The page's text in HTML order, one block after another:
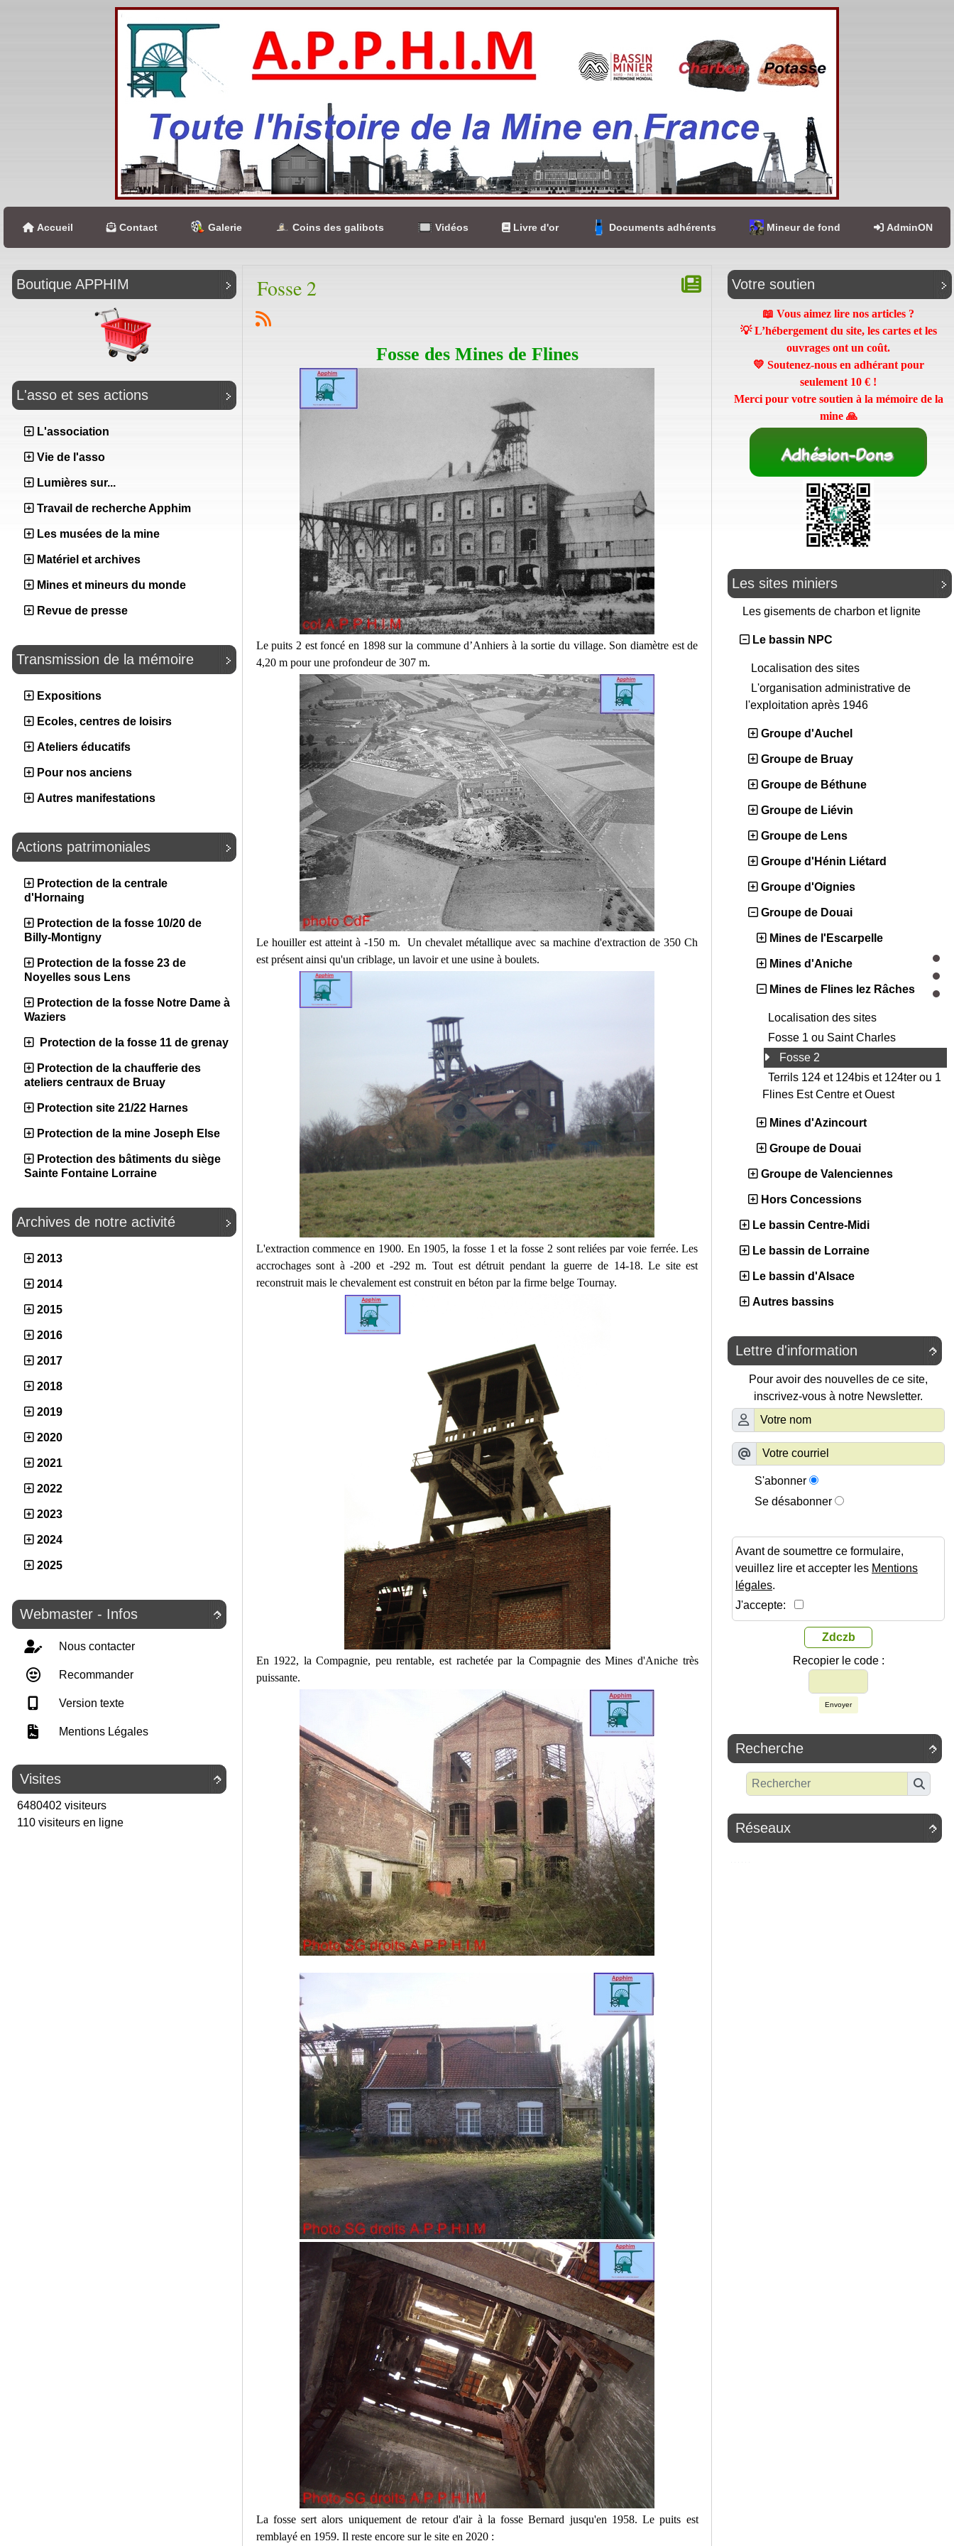
Accueil Contact Galerie Coins des galibots Vidéos Livre d'or Documents adhérents Mineur de fond AdminON
Boutique APPHIM
L'asso et ses actions
L'association
Vie de l'asso
Lumières sur...
Travail de recherche Apphim
Les musées de la mine
Matériel et archives
Mines et mineurs du monde
Revue de presse
Transmission de la mémoire
Expositions
Ecoles, centres de loisirs
Ateliers éducatifs
Pour nos anciens
Autres manifestations
Actions patrimoniales
Protection de la centrale
d'Hornaing
Protection de la fosse 10/20 de
Billy-Montigny
Protection de la fosse 23 de
Noyelles sous Lens
Protection de la fosse Notre Dame à
Waziers
Protection de la fosse 11 de grenay
Protection de la chaufferie des
ateliers centraux de Bruay
Protection site 21/22 Harnes
Protection de la mine Joseph Else
Protection des bâtiments du siège
Sainte Fontaine Lorraine
Archives de notre activité
2013
2014
2015
2016
2017
2018
2019
2020
2021
2022
2023
2024
2025

Webmaster - Infos
Nous contacter
Recommander
Version texte
Mentions Légales

Visites
6480402 visiteurs
110 visiteurs en ligne
Fosse 2
Fosse des Mines de Flines
Le puits 2 est foncé en 1898 sur la commune d’Anhiers à la sortie du village. Son diamètre est de
4,20 m pour une profondeur de 307 m.
Le houiller est atteint à -150 m. Un chevalet métallique avec sa machine d'extraction de 350 Ch
est présent ainsi qu'un criblage, un lavoir et une usine à boulets.
L'extraction commence en 1900. En 1905, la fosse 1 et la fosse 2 sont reliées par voie ferrée. Les
accrochages sont à -200 et -292 m. Tout est détruit pendant la guerre de 14-18. Le site est
reconstruit mais le chevalement est construit en béton par la firme belge Tournay.
En 1922, la Compagnie, peu rentable, est rachetée par la Compagnie des Mines d'Aniche très
puissante.
La fosse sert alors uniquement de retour d'air à la fosse Bernard jusqu'en 1958. Le puits est
remblayé en 1959. Il reste encore sur le site en 2020 :
Votre soutien
📖 Vous aimez lire nos articles ?
💡 L’hébergement du site, les cartes et les
ouvrages ont un coût.
💛 Soutenez-nous en adhérant pour
seulement 10 € !
Merci pour votre soutien à la mémoire de la
mine 🙏
Les sites miniers
Les gisements de charbon et lignite
Le bassin NPC
Localisation des sites
L'organisation administrative de
l'exploitation après 1946
Groupe d'Auchel
Groupe de Bruay
Groupe de Béthune
Groupe de Liévin
Groupe de Lens
Groupe d'Hénin Liétard
Groupe d'Oignies
Groupe de Douai
Mines de l'Escarpelle
Mines d'Aniche
Mines de Flines lez Râches
Localisation des sites
Fosse 1 ou Saint Charles
Fosse 2
Terrils 124 et 124bis et 124ter ou 1
Flines Est Centre et Ouest
Mines d'Azincourt
Groupe de Douai
Groupe de Valenciennes
Hors Concessions
Le bassin Centre-Midi
Le bassin de Lorraine
Le bassin d'Alsace
Autres bassins

Lettre d'information
Pour avoir des nouvelles de ce site,
inscrivez-vous à notre Newsletter.
S'abonner
Se désabonner
Avant de soumettre ce formulaire,
veuillez lire et accepter les Mentions
légales.
J'accepte:
Zdczb
Recopier le code :
Envoyer

Recherche

Réseaux